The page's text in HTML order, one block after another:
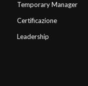
Temporary Manager
Certificazione
Leadership